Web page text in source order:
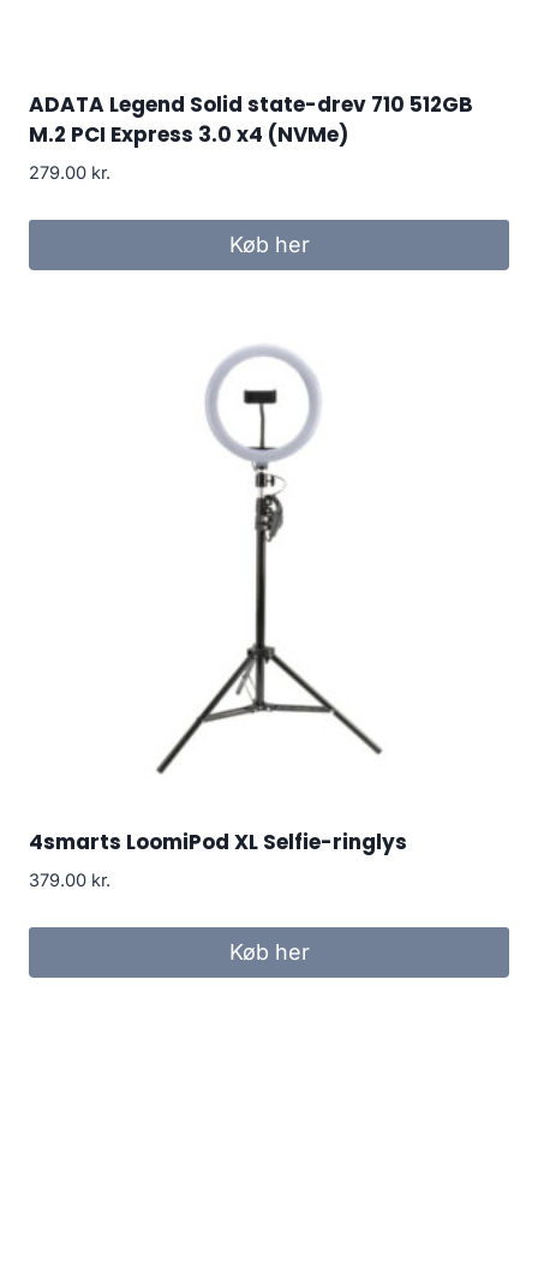
ADATA Legend Solid state-drev 710 512GB
M.2 PCI Express 3.0 x4 (NVMe)
279.00 kr.
Køb her
4smarts LoomiPod XL Selfie-ringlys
379.00 kr.
Køb her